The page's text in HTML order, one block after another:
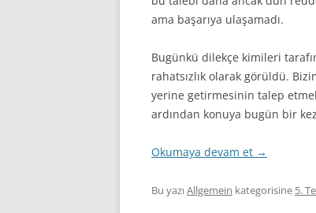
ama başarıya ulaşamadı.
Bugünkü dilekçe kimileri
rahatsızlık olarak görüldü.
yerine getirmesinin talep
ardından konuya bugün bir
Okumaya devam et →
Bu yazıAllgemein kategorisine 5.